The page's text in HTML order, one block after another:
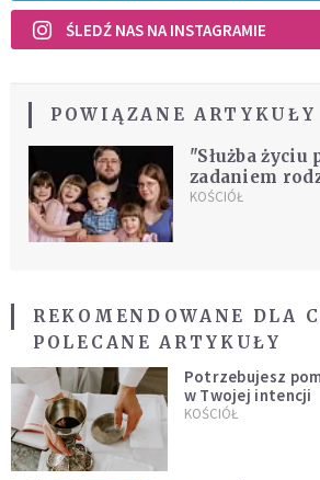
ŚLEDŹ NAS NA INSTAGRAMIE
POWIĄZANE ARTYKUŁY
"Służba życiu
zadaniem
KOŚCIÓŁ
REKOMENDOWANE DLA
POLECANE ARTYKUŁY
Potrzebujesz
w Twojej intencji
KOŚCIÓŁ